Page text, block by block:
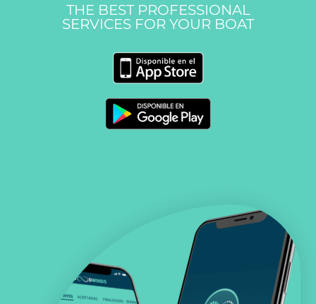
THE BEST PROFESSIONAL
SERVICES FOR YOUR BOAT